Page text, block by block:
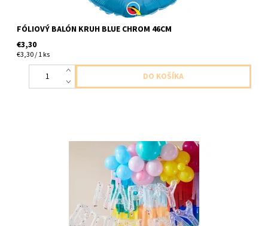
FÓLIOVÝ BALÓN KRUH BLUE CHROM 46CM
€3,30
€3,30 / 1 ks
foliove pismena Happy birthday v kazdom pismene su vnutri
farebne konfety dodavame neafukane, nefúkať héliom, balóny
by sa nevznášali velkost 36x26x8cm 1- písmeo v...